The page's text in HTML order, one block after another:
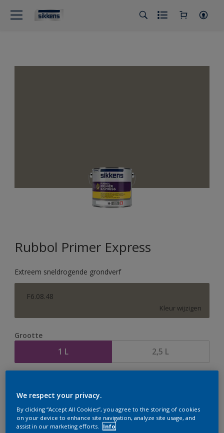
Rubbol Primer Express
Extreem sneldrogende grondverf
F6.08.48
Kleur wijzigen
Grootte
1 L 2,5 L
We respect your privacy.
By clicking “Accept All Cookies”, you agree to the storing of cookies
on your device to enhance site navigation, analyze site usage, and
assist in our marketing efforts.
Info